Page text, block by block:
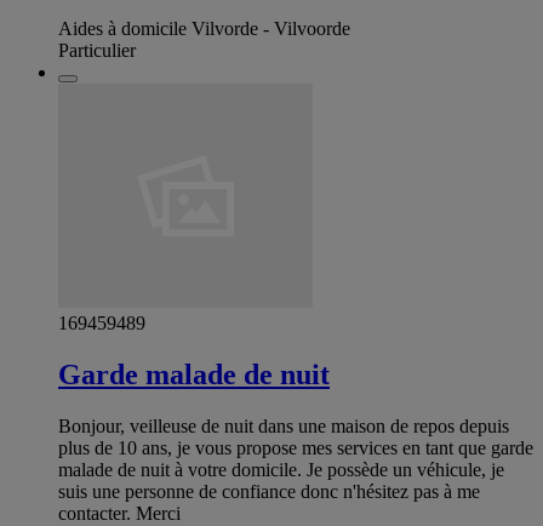
Aides à domicile Vilvorde - Vilvoorde
Particulier
169459489
Garde malade de nuit
Bonjour, veilleuse de nuit dans une maison de repos depuis
plus de 10 ans, je vous propose mes services en tant que garde
malade de nuit à votre domicile. Je possède un véhicule, je
suis une personne de confiance donc n'hésitez pas à me
contacter. Merci